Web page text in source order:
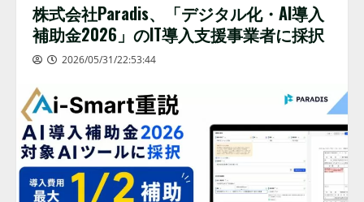
株式会社Paradis、「デジタル化・AI導入
補助金2026」のIT導入支援事業者に採択
2026/05/31/22:53:44